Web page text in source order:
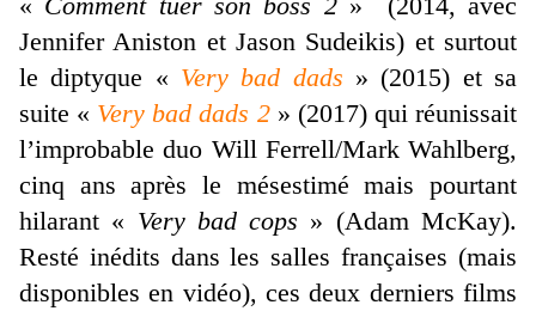
Jennifer Aniston et Jason Sudeikis) et surtout
le diptyque « Very bad dads » (2015) et sa
suite « Very bad dads 2» (2017) qui réunissait
l’improbable duo Will Ferrell/Mark Wahlberg,
cinq ans après le mésestimé mais pourtant
hilarant « Very bad cops » (Adam McKay).
Resté inédits dans les salles françaises (mais
disponibles en vidéo), ces deux derniers films